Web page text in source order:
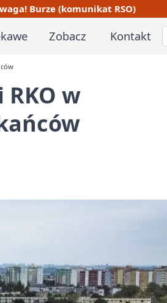
Burze (komunikat RSO)
Zobacz Kontakt
w